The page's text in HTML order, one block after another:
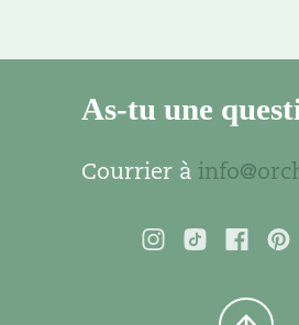
As-tu une
Courrier à